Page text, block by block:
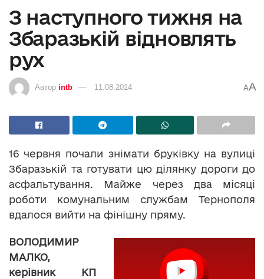
З наступного тижня на
Збаразькій відновлять
рух
Автор intb 11.08.2014 AA
16 червня почали знімати бруківку на вулиці
Збаразькій та готувати цю ділянку дороги до
асфальтування. Майже через два місяці
роботи комунальним службам Тернополя
вдалося вийти на фінішну пряму.
ВОЛОДИМИР
МАЛКО,
керівник КП